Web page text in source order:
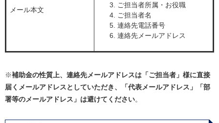
メール本文
ご担当者所属・お役職
ご担当者名
連絡先電話番号
連絡先メールアドレス
※補助金の性質上、連絡先メールアドレスは「ご担当者」様に直接
届くメールアドレスとしていただき、
「代表メールアドレス」「部
署等のメールアドレス」は避けてください。